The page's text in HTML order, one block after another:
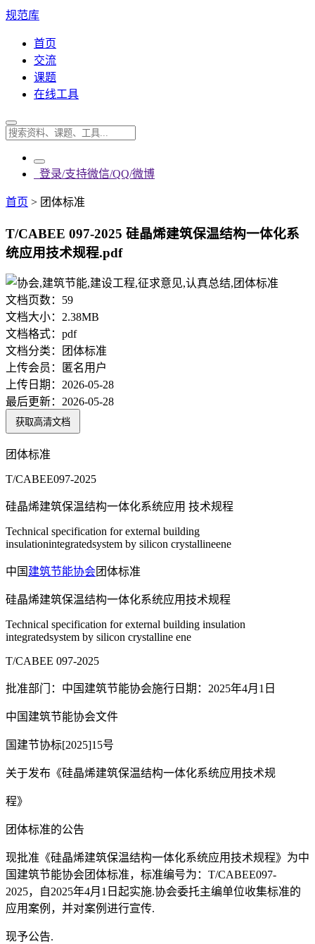
规范库
首页
交流
课题
在线工具
登录/支持微信/QQ/微博
首页 > 团体标准
T/CABEE 097-2025 硅晶烯建筑保温结构一体化系
统应用技术规程.pdf
文档页数： 59
文档大小： 2.38MB
文档格式： pdf
文档分类：
团体标准
上传会员：
匿名用户
上传日期： 2026-05-28
最后更新： 2026-05-28
获取高清文档
团体标准
T/CABEE097-2025
硅晶烯建筑保温结构一体化系统应用 技术规程
Technical specification for external building
insulationintegratedsystem by silicon crystallineene
中国 建筑节能协会团体标准
硅晶烯建筑保温结构一体化系统应用技术规程
Technical specification for external building insulation
integratedsystem by silicon crystalline ene
T/CABEE 097-2025
批准部门：中国建筑节能协会施行日期：2025年4月1日
中国建筑节能协会文件
国建节协标[2025]15号
关于发布《硅晶烯建筑保温结构一体化系统应用技术规
程》
团体标准的公告
现批准《硅晶烯建筑保温结构一体化系统应用技术规程》为中
国建筑节能协会团体标准，标准编号为：T/CABEE097-
2025，自2025年4月1日起实施.协会委托主编单位收集标准的
应用案例，并对案例进行宣传.
现予公告.